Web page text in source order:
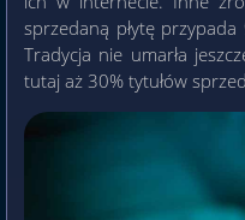
sprzedaną płytę
Tradycja nie umarła
tutaj aż 30% tytułów